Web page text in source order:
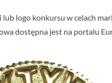
logo konkursu w celach
dostępna jest na portalu